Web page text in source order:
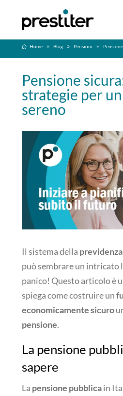
Home Blog Pensioni Pensione
Pensione
strategie per
sereno
Il sistema della
può sembrare un
panico! Questo articolo è
spiega come costruire un
economicamente sicuro
pensione.
La pensione
sapere
La pensione pubblicain